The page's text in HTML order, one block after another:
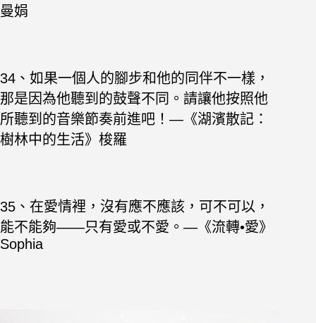
曼娟
34、如果一個人的腳步和他的同伴不一樣，
那是因為他聽到的鼓聲不同。請讓他按照他
所聽到的音樂節奏前進吧！—《湖濱散記：
樹林中的生活》梭羅
35、在愛情裡，沒有應不應該，可不可以，
能不能夠——只有愛或不愛。—《流轉•愛》
Sophia